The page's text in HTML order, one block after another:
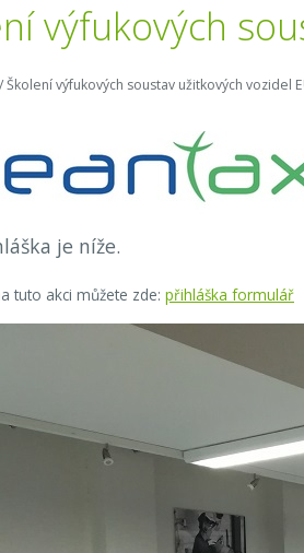
výfukových
/Školení výfukových soustav užitkových vozidel
je níže.
tuto akci můžete zde: přihláška formulář